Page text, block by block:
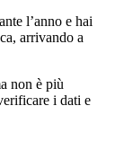
l’anno e hai
arrivando a
non è più
i dati e